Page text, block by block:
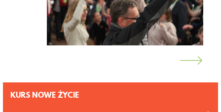
KURS NOWE ŻYCIE